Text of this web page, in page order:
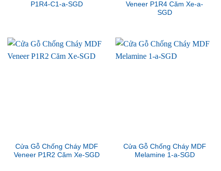
P1R4-C1-a-SGD
Veneer P1R4 Căm Xe-a-
SGD
Cửa Gỗ Chống Cháy MDF
Veneer P1R2 Căm Xe-SGD
Cửa Gỗ Chống Cháy MDF
Melamine 1-a-SGD